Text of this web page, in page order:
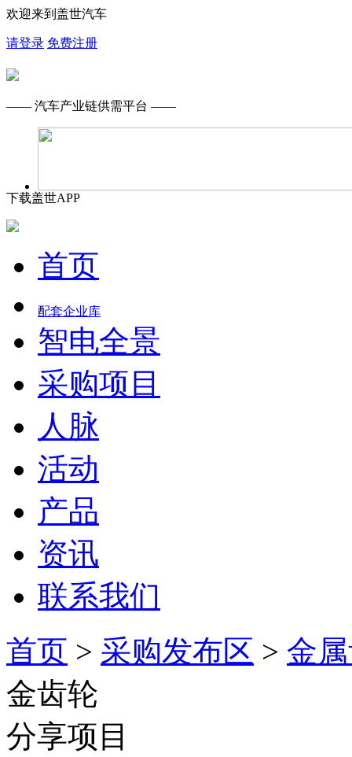
欢迎来到盖世汽车
请登录 免费注册
—— 汽车产业链供需平台 ——
下载盖世APP
首页
配套企业库
智电全景
采购项目
人脉
活动
产品
资讯
联系我们
首页 > 采购发布区 > 金
金齿轮
分享项目